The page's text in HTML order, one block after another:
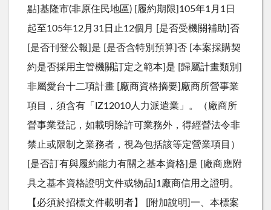
點]基隆市(非原住民地區) [履約期限]105年1月1日
起至105年12月31日止12個月 [是否受機關補助]否
[是否刊登公報]是 [是否含特別預算]否 [本案採購契
約是否採用主管機關訂定之範本]是 [歸屬計畫類別]
非屬愛台十二項計畫 [廠商資格摘要]廠商所營事業
項目，須含有「IZ12010人力派遣業」。（廠商所
營事業登記，如載明除許可業務外，得經營法令非
禁止或限制之業務者，視為包括該等定營業項目）
[是否訂有與履約能力有關之基本資格]是 [廠商應附
具之基本資格證明文件或物品]1廠商信用之證明。
【必須於招標文件載明者】 [附加說明]一、本標案